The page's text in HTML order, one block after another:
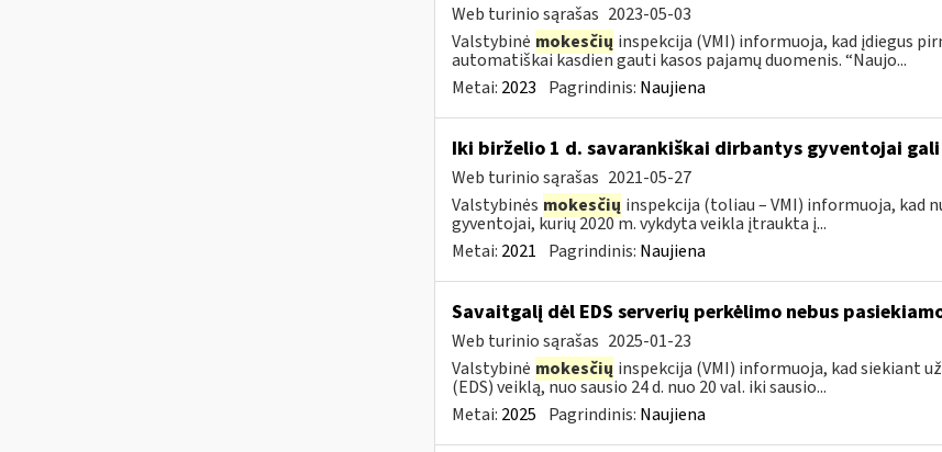
Web turinio sąrašas 2023-05-03
Valstybinė mokesčių inspekcija (VMI) informuoja, kad įdiegus
automatiškai kasdien gauti kasos pajamų duomenis. “Naujo...
Metai: 2023 Pagrindinis: Naujiena
Iki birželio 1 d. savarankiškai dirbantys gyventojai
Web turinio sąrašas 2021-05-27
Valstybinės mokesčių inspekcija (toliau – VMI) informuoja, kad
gyventojai, kurių 2020 m. vykdyta veikla įtraukta į...
Metai: 2021 Pagrindinis: Naujiena
Savaitgalį dėl EDS serverių perkėlimo nebus
Web turinio sąrašas 2025-01-23
Valstybinė mokesčių inspekcija (VMI) informuoja, kad siekiant
(EDS) veiklą, nuo sausio 24 d. nuo 20 val. iki sausio...
Metai: 2025 Pagrindinis: Naujiena